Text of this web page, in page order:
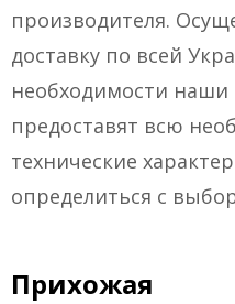
производителя.
доставку по всей
необходимости
предоставят всю
технические
определиться с
Прихожая